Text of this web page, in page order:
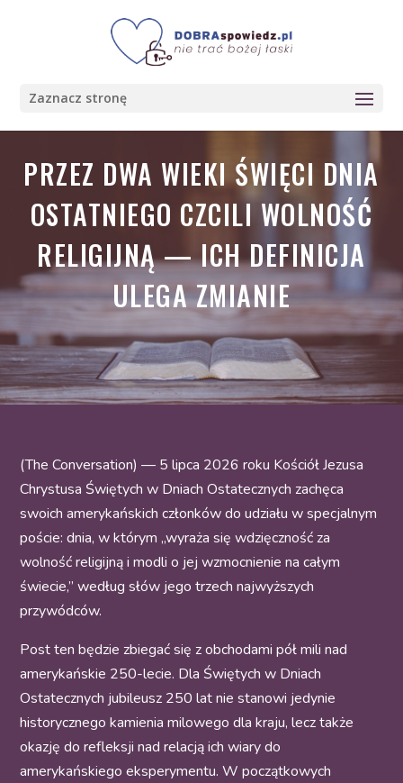
Zaznacz stronę
PRZEZ DWA WIEKI ŚWIĘCI DNIA
OSTATNIEGO CZCILI WOLNOŚĆ
RELIGIJNĄ — ICH DEFINICJA
ULEGA ZMIANIE
(The Conversation) — 5 lipca 2026 roku Kościół Jezusa
Chrystusa Świętych w Dniach Ostatecznych zachęca
swoich amerykańskich członków do udziału w specjalnym
poście: dnia, w którym „wyraża się wdzięczność za
wolność religijną i modli o jej wzmocnienie na całym
świecie,” według słów jego trzech najwyższych
przywódców.
Post ten będzie zbiegać się z obchodami pół mili nad
amerykańskie 250-lecie. Dla Świętych w Dniach
Ostatecznych jubileusz 250 lat nie stanowi jedynie
historycznego kamienia milowego dla kraju, lecz także
okazję do refleksji nad relacją ich wiary do
amerykańskiego eksperymentu. W początkowych